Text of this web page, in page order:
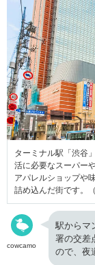
ターミナル駅「渋谷
活に必要なスーパー
アパレルショップや
詰め込んだ街です。
cowcamo
駅からマ
署の交差
ので、夜